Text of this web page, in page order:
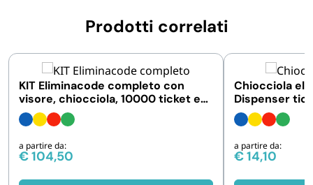
Prodotti correlati
KIT Eliminacode completo con
visore, chiocciola, 10000 ticket e
telecomando
a partire da:
€104,50
Chiocciola
Dispenser
code - Vari
a partire da:
€14,10